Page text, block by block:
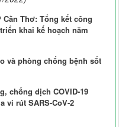
Thơ: Tổng kết công
khai kế hoạch năm
và phòng chống bệnh sốt
chống dịch COVID-19
vi rút SARS-CoV-2